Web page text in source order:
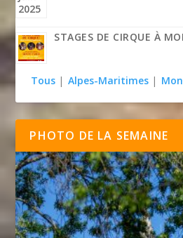
STAGES DE CIRQUE À
Tous | Alpes-Maritimes |
PHOTO DE LA SEMAINE